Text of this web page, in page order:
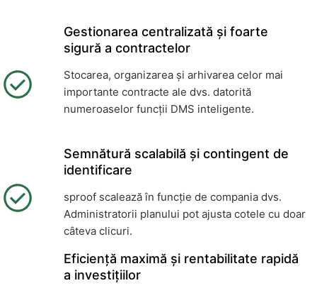
Gestionarea centralizată și foarte
sigură a contractelor
Stocarea, organizarea și arhivarea celor mai
importante contracte ale dvs. datorită
numeroaselor funcții DMS inteligente.
Semnătură scalabilă și contingent de
identificare
sproof scalează în funcție de compania dvs.
Administratorii planului pot ajusta cotele cu doar
câteva clicuri.
Eficiență maximă și rentabilitate rapidă
a investițiilor